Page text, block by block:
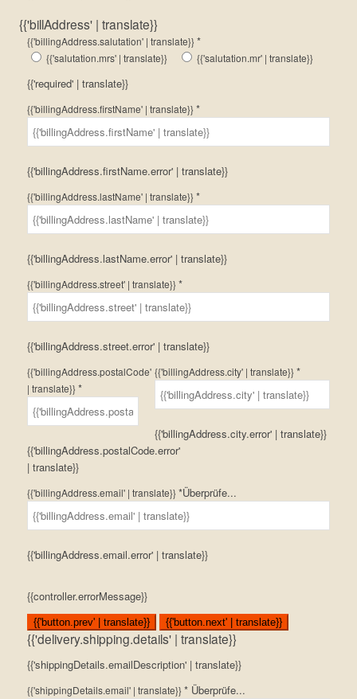
{{'billAddress' | translate}}
{{'billingAddress.salutation' | translate}} *
{{'salutation.mrs' | translate}} {{'salutation.mr' | translate}}
{{'required' | translate}}
{{'billingAddress.firstName' | translate}} *
{{'billingAddress.firstName.error' | translate}}
{{'billingAddress.lastName' | translate}} *
{{'billingAddress.lastName.error' | translate}}
{{'billingAddress.street' | translate}} *
{{'billingAddress.street.error' | translate}}
{{'billingAddress.postalCode'
| translate}} *
{{'billingAddress.postalCode.error'
| translate}}
{{'billingAddress.city' | translate}} *
{{'billingAddress.city.error' | translate}}
{{'billingAddress.email' | translate}} *Überprüfe...
{{'billingAddress.email.error' | translate}}
{{controller.errorMessage}}
{{'button.prev' | translate}} {{'button.next' | translate}}
{{'delivery.shipping.details' | translate}}
{{'shippingDetails.emailDescription' | translate}}
{{'shippingDetails.email' | translate}} * Überprüfe...